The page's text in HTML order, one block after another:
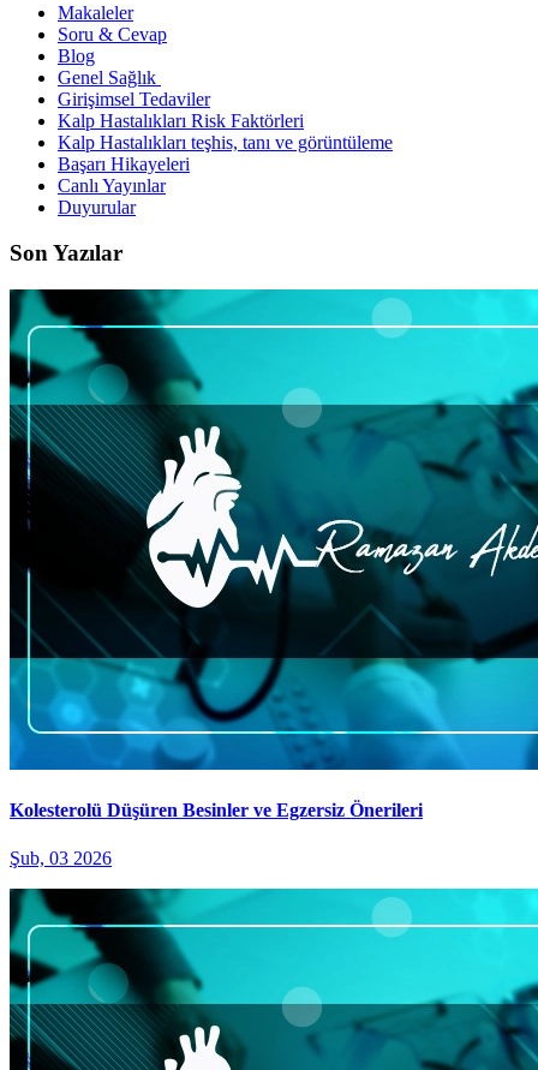
Makaleler
Soru & Cevap
Blog
Genel Sağlık
Girişimsel Tedaviler
Kalp Hastalıkları Risk Faktörleri
Kalp Hastalıkları teşhis, tanı ve görüntüleme
Başarı Hikayeleri
Canlı Yayınlar
Duyurular
Son Yazılar
Kolesterolü Düşüren Besinler ve Egzersiz Önerileri
Şub, 03 2026